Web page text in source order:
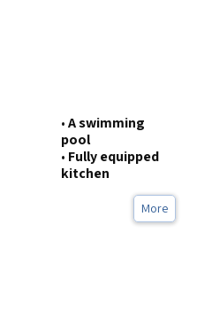
•A swimming
pool
• Fully equipped
kitchen
More